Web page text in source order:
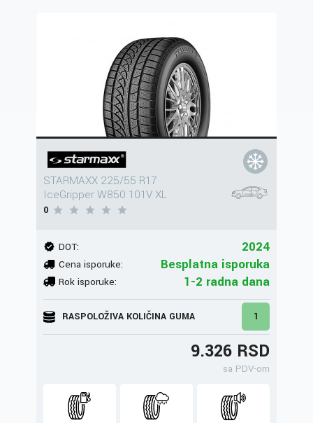
STARMAXX 225/55 R17
IceGripper W850 101V XL
0
DOT: 2024
Cena isporuke: Besplatna isporuka
Rok isporuke: 1-2 radna dana
RASPOLOŽIVA KOLIČINA GUMA 1
9.326 RSD
sa PDV-om